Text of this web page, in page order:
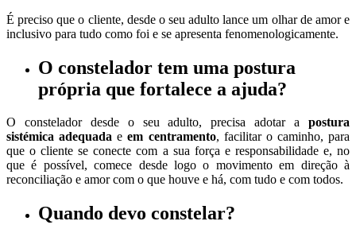
É preciso que o cliente, desde o seu adulto lance um olhar de amor e
inclusivo para tudo como foi e se apresenta fenomenologicamente.
O constelador tem uma postura
própria que fortalece a ajuda?
O constelador desde o seu adulto, precisa adotar a postura
sistémica adequada e em centramento, facilitar o caminho, para
que o cliente se conecte com a sua força e responsabilidade e, no
que é possível, comece desde logo o movimento em direção à
reconciliação e amor com o que houve e há, com tudo e com todos.
Quando devo constelar?